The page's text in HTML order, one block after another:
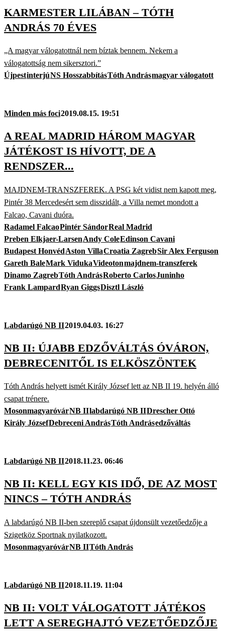
KARMESTER LILÁBAN – TÓTH
ANDRÁS 70 ÉVES
„A magyar válogatottnál nem bíztak bennem. Nekem a
válogatottság nem sikersztori.”
ÚjpestinterjúNS HosszabbításTóth Andrásmagyar válogatott
Minden más foci2019.08.15. 19:51
A REAL MADRID HÁROM MAGYAR
JÁTÉKOST IS HÍVOTT, DE A
RENDSZER...
MAJDNEM-TRANSZFEREK. A PSG két vidist nem kapott meg,
Pintér 38 Mercedesért sem disszidált, a Villa nemet mondott a
Falcao, Cavani duóra.
Radamel FalcaoPintér SándorReal Madrid
Preben Elkjaer-LarsenAndy ColeEdinson Cavani
Budapest HonvédAston VillaCroatia ZagrebSir Alex Ferguson
Gareth BaleMark VidukaVideotonmajdnem-transzferek
Dinamo ZagrebTóth AndrásRoberto CarlosJuninho
Frank LampardRyan GiggsDisztl László
Labdarúgó NB II2019.04.03. 16:27
NB II: ÚJABB EDZŐVÁLTÁS ÓVÁRON,
DEBRECENITŐL IS ELKÖSZÖNTEK
Tóth András helyett ismét Király József lett az NB II 19. helyén álló
csapat trénere.
MosonmagyaróvárNB IIlabdarúgó NB IIDrescher Ottó
Király JózsefDebreceni AndrásTóth Andrásedzőváltás
Labdarúgó NB II2018.11.23. 06:46
NB II: KELL EGY KIS IDŐ, DE AZ MOST
NINCS – TÓTH ANDRÁS
A labdarúgó NB II-ben szereplő csapat újdonsült vezetőedzője a
Szigetköz Sportnak nyilatkozott.
MosonmagyaróvárNB IITóth András
Labdarúgó NB II2018.11.19. 11:04
NB II: VOLT VÁLOGATOTT JÁTÉKOS
LETT A SEREGHAJTÓ VEZETŐEDZŐJE